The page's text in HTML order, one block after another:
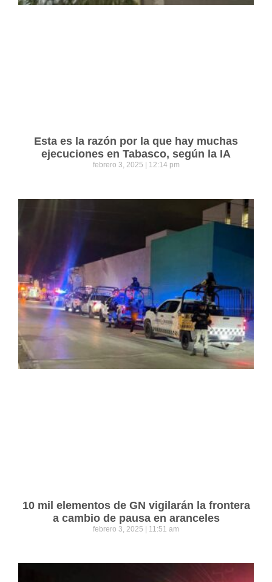
Esta es la razón por la que hay muchas
ejecuciones en Tabasco, según la IA
febrero 3, 2025 12:14 pm
10 mil elementos de GN vigilarán la frontera
a cambio de pausa en aranceles
febrero 3, 2025 11:51 am